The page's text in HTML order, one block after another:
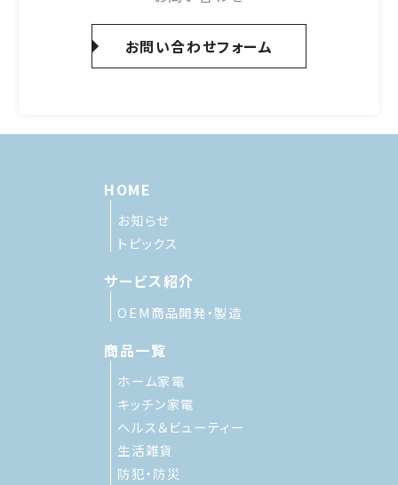
お問い合わせフォーム
HOME
お知らせ
トピックス
サービス紹介
OEM商品開発・製造
商品一覧
ホーム家電
キッチン家電
ヘルス＆ビューティー
生活雑貨
防犯・防災